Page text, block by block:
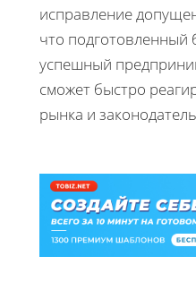
исправление
что подготовленный
успешный
сможет быстро
рынка и